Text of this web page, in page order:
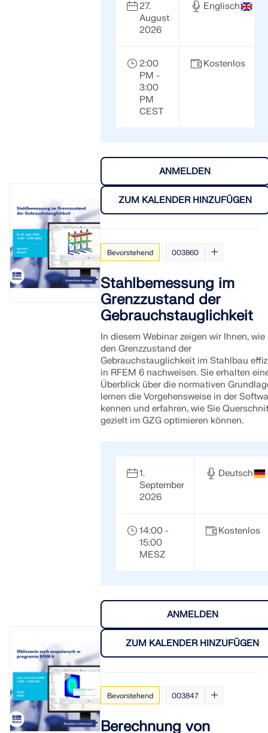
27.
August
2026
Englisch
2:00
PM -
3:00
PM
CEST
Kostenlos
ANMELDEN
ZUM KALENDER HINZUFÜGEN
Bevorstehend 003860
Stahlbemessung im
Grenzzustand der
Gebrauchstauglichkeit
In diesem Webinar zeigen wir Ihnen, wie
den Grenzzustand der
Gebrauchstauglichkeit im Stahlbau
in RFEM 6 nachweisen. Sie erhalten
Überblick über die normativen
lernen die Vorgehensweise in der
kennen und erfahren, wie Sie
gezielt im GZG optimieren können.
1.
September
2026
Deutsch
14:00 -
15:00
MESZ
Kostenlos
ANMELDEN
ZUM KALENDER HINZUFÜGEN
Bevorstehend 003847
Berechnung von